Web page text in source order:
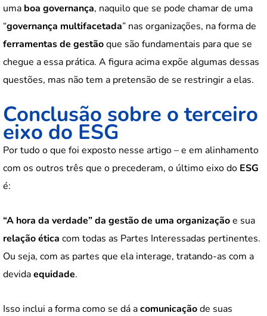
uma boa governança, naquilo que se pode chamar de uma
“governança multifacetada” nas organizações, na forma de
ferramentas de gestãoque são fundamentais para que se
chegue a essa prática. A figura acima expõe algumas dessas
questões, mas não tem a pretensão de se restringir a elas.
Conclusão sobre o terceiro
eixo do ESG
Por tudo o que foi exposto nesse artigo – e em alinhamento
com os outros três que o precederam, o último eixo do ESG
é:
“A hora da verdade” da gestão de uma organizaçãoe sua
relação ética com todas as Partes Interessadas pertinentes.
Ou seja, com as partes que ela interage, tratando-as com a
devidaequidade.
Isso inclui a forma como se dá acomunicaçãode suas